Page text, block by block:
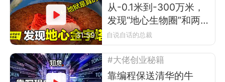
31:59
从-0.1米到-300万米，
发现“地心生物圈”和两
座“地心金字塔”
自说自话的总裁
#大佬创业秘籍
靠编程保送清华的牛